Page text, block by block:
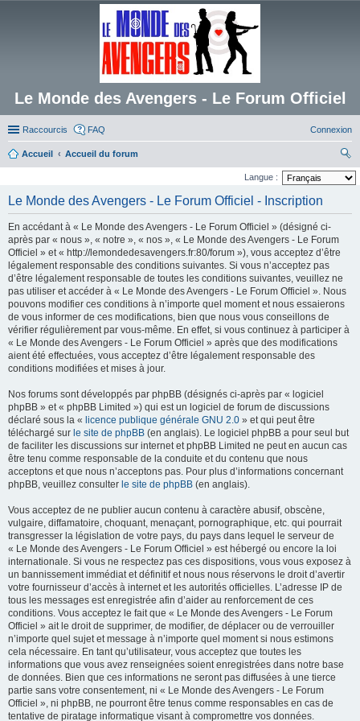
Le Monde des Avengers - Le Forum Officiel
Raccourcis FAQ Connexion
Accueil
Accueil du forum
ec
ch
Langue :
Le Monde des Avengers - Le Forum Officiel - Inscription
En accédant à « Le Monde des Avengers - Le Forum Officiel » (désigné ci-
après par « nous », « notre », « nos », « Le Monde des Avengers - Le Forum
Officiel » et « http://lemondedesavengers.fr:80/forum »), vous acceptez d’être
légalement responsable des conditions suivantes. Si vous n’acceptez pas
d’être légalement responsable de toutes les conditions suivantes, veuillez ne
pas utiliser et accéder à « Le Monde des Avengers - Le Forum Officiel ». Nous
pouvons modifier ces conditions à n’importe quel moment et nous essaierons
de vous informer de ces modifications, bien que nous vous conseillons de
vérifier régulièrement par vous-même. En effet, si vous continuez à participer à
« Le Monde des Avengers - Le Forum Officiel » après que des modifications
aient été effectuées, vous acceptez d’être légalement responsable des
conditions modifiées et mises à jour.
Nos forums sont développés par phpBB (désignés ci-après par « logiciel
phpBB » et « phpBB Limited ») qui est un logiciel de forum de discussions
déclaré sous la « licence publique générale GNU 2.0 » et qui peut être
téléchargé sur le site de phpBB (en anglais). Le logiciel phpBB a pour seul but
de faciliter les discussions sur internet et phpBB Limited ne peut en aucun cas
être tenu comme responsable de la conduite et du contenu que nous
acceptons et que nous n’acceptons pas. Pour plus d’informations concernant
phpBB, veuillez consulter le site de phpBB (en anglais).
Vous acceptez de ne publier aucun contenu à caractère abusif, obscène,
vulgaire, diffamatoire, choquant, menaçant, pornographique, etc. qui pourrait
transgresser la législation de votre pays, du pays dans lequel le serveur de
« Le Monde des Avengers - Le Forum Officiel » est hébergé ou encore la loi
internationale. Si vous ne respectez pas ces dispositions, vous vous exposez à
un bannissement immédiat et définitif et nous nous réservons le droit d’avertir
votre fournisseur d’accès à internet et les autorités officielles. L’adresse IP de
tous les messages est enregistrée afin d’aider au renforcement de ces
conditions. Vous acceptez le fait que « Le Monde des Avengers - Le Forum
Officiel » ait le droit de supprimer, de modifier, de déplacer ou de verrouiller
n’importe quel sujet et message à n’importe quel moment si nous estimons
cela nécessaire. En tant qu’utilisateur, vous acceptez que toutes les
informations que vous avez renseignées soient enregistrées dans notre base
de données. Bien que ces informations ne seront pas diffusées à une tierce
partie sans votre consentement, ni « Le Monde des Avengers - Le Forum
Officiel », ni phpBB, ne pourront être tenus comme responsables en cas de
tentative de piratage informatique visant à compromettre vos données.